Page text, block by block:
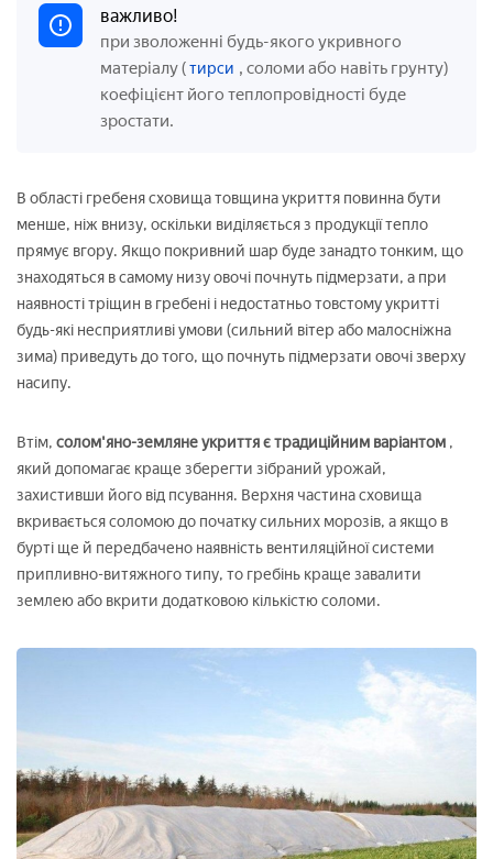
важливо!
при зволоженні будь-якого укривного
матеріалу (тирси , соломи або навіть грунту)
коефіцієнт його теплопровідності буде
зростати.
В області гребеня сховища товщина укриття повинна бути
менше, ніж внизу, оскільки виділяється з продукції тепло
прямує вгору. Якщо покривний шар буде занадто тонким, що
знаходяться в самому низу овочі почнуть підмерзати, а при
наявності тріщин в гребені і недостатньо товстому укритті
будь-які несприятливі умови (сильний вітер або малосніжна
зима) приведуть до того, що почнуть підмерзати овочі зверху
насипу.
Втім, солом'яно-земляне укриття є традиційним варіантом ,
який допомагає краще зберегти зібраний урожай,
захистивши його від псування. Верхня частина сховища
вкривається соломою до початку сильних морозів, а якщо в
бурті ще й передбачено наявність вентиляційної системи
припливно-витяжного типу, то гребінь краще завалити
землею або вкрити додатковою кількістю соломи.